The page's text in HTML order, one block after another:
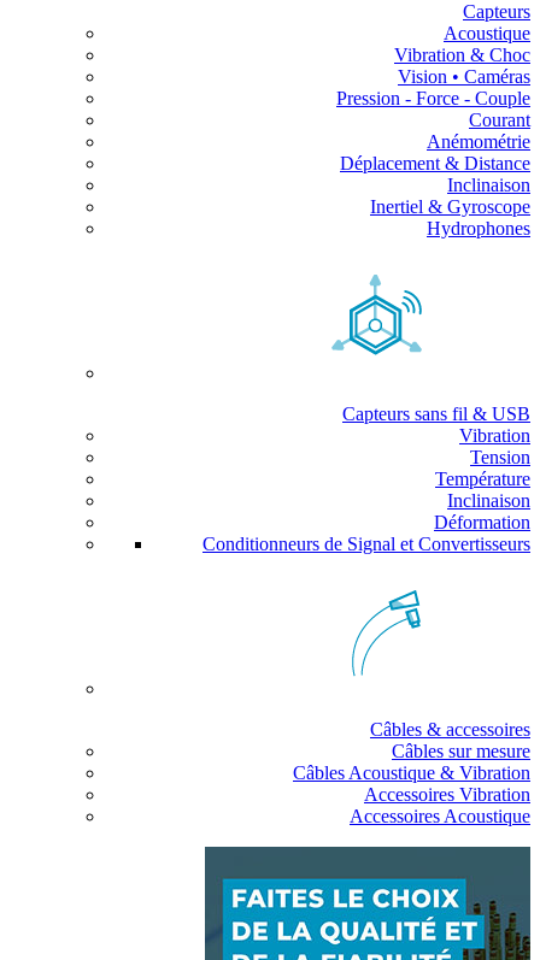
Capteurs
Acoustique
Vibration & Choc
Vision • Caméras
Pression - Force - Couple
Courant
Anémométrie
Déplacement & Distance
Inclinaison
Inertiel & Gyroscope
Hydrophones
Capteurs sans fil & USB
Vibration
Tension
Température
Inclinaison
Déformation
Conditionneurs de Signal et Convertisseurs
Câbles & accessoires
Câbles sur mesure
Câbles Acoustique & Vibration
Accessoires Vibration
Accessoires Acoustique